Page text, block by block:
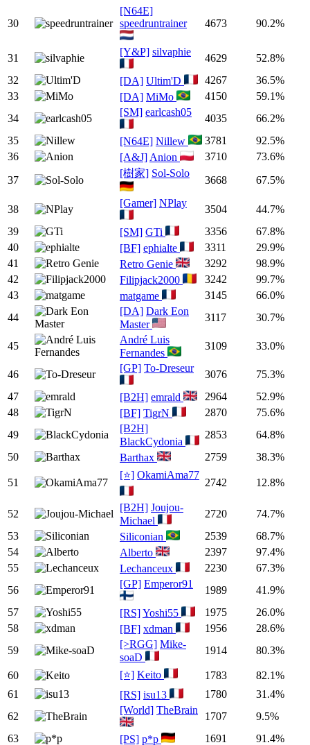
30
[N64E]
speedruntrainer
4673 90.2%
31
[Y&P] silvaphie
4629
52.8%
32
[DA] Ultim'D 4267
36.5%
33
[DA] MiMo 4150
59.1%
34
[SM] earlcash05
4035
66.2%
35
[N64E] Nillew 3781
92.5%
36
[A&J] Anion 3710
73.6%
37
[樹家] Sol-Solo
3668 67.5%
38
[Gamer] NPlay
3504
44.7%
39
[SM] GTi 3356
67.8%
40
[BF] ephialte 3311
29.9%
41
Retro Genie 3292
98.9%
42
Filipjack2000 3242
99.7%
43
matgame 3145
66.0%
44
[DA] Dark Eon
Master
3117 30.7%
45
André Luis
Fernandes
3109 33.0%
46
[GP] To-Dreseur
3076
75.3%
47
[B2H] emrald 2964
52.9%
48
[BF] TigrN 2870
75.6%
49
[B2H]
BlackCydonia
2853
64.8%
50
Barthax 2759 38.3%
51
[⭐] OkamiAma77
2742 12.8%
52
[B2H] Joujou-
Michael
2720
74.7%
53
Siliconian 2539
68.7%
54
Alberto 2397
97.4%
55
Lechanceux 2230
67.3%
56
[GP] Emperor91
1989
41.9%
57
[RS]Yoshi55 1975
26.0%
58
[BF] xdman 1956
28.6%
59
[>RGG] Mike-
soaD
1914 80.3%
60 [⭐] Keito 1783
82.1%
61
[RS] isu13 1780
31.4%
62
[World] TheBrain
1707
9.5%
63
[PS] p*p 1691 91.4%